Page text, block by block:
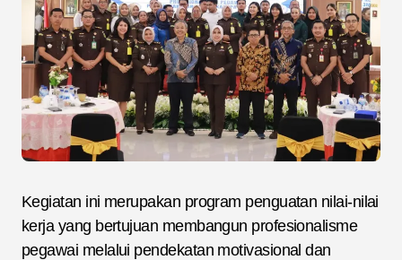
Kegiatan ini merupakan program penguatan nilai-nilai
kerja yang bertujuan membangun profesionalisme
pegawai melalui pendekatan motivasional dan